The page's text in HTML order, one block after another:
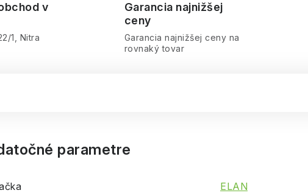
v
1, Nitra
Garancia najnižšej
ceny
Garancia najnižšej ceny na
rovnaký tovar
parametre
ELAN